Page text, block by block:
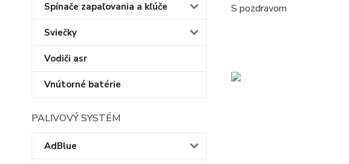
Spínače zapaľovania a kľúče
Sviečky
Vodiči asr
Vnútorné batérie
PALIVOVÝ SYSTÉM
AdBlue
S pozdravom